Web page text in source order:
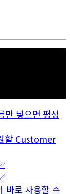
만 넣으면 평생
할 Customer
바로 사용할 수